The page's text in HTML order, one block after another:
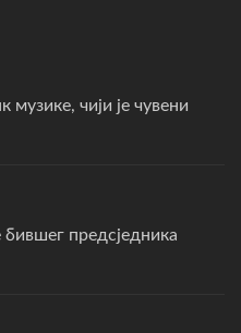
чији је чувени
предсједника